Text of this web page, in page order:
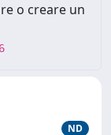
o creare un
ND